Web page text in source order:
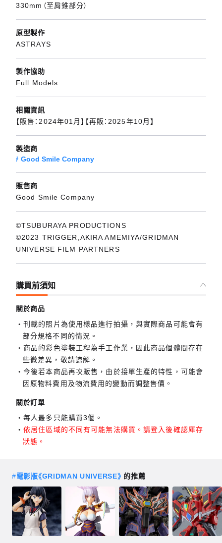
330mm（至肩錐部分）
原型製作
ASTRAYS
製作協助
Full Models
相關資訊
【販售：2024年01月】【再販：2025年10月】
製造商
Good Smile Company
販售商
Good Smile Company
©TSUBURAYA PRODUCTIONS
©2023 TRIGGER,AKIRA AMEMIYA/GRIDMAN
UNIVERSE FILM PARTNERS
購買前須知
關於商品
刊載的照片為使用樣品進行拍攝，與實際商品可能會有
部分規格不同的情況。
商品的彩色塗裝工程為手工作業，因此商品個體間存在
些微差異，敬請諒解。
今後若本商品再次販售，由於接單生產的特性，可能會
因原物料費用及物流費用的變動而調整售價。
關於訂單
每人最多只能購買3個。
依居住區域的不同有可能無法購買。請登入後確認庫存
狀態。
#電影版《GRIDMAN UNIVERSE》 的推薦